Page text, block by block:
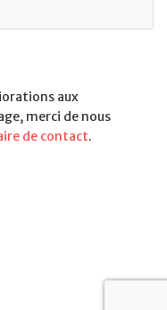
aux
merci de nous
de contact.